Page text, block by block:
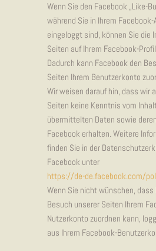
Wenn Sie den Facebook „Like-
während Sie in Ihrem
eingeloggt sind, können Sie die
Seiten auf Ihrem Facebook-
Dadurch kann Facebook den
Seiten Ihrem Benutzerkonto
Wir weisen darauf hin, dass wir
Seiten keine Kenntnis vom
übermittelten Daten sowie
Facebook erhalten. Weitere
finden Sie in der
Facebook unter
https://de-de.facebook.com/
Wenn Sie nicht wünschen, dass
Besuch unserer Seiten Ihrem
Nutzerkonto zuordnen kann,
aus Ihrem Facebook-